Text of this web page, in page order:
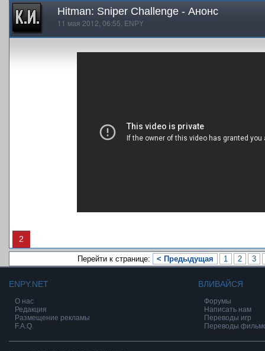
Hitman: Sniper Challenge - Анонс
11 мая 2012, 06:55, ENPY
2
Перейти к странице: < Предыдущая 1 2 3
ENPY.NET
О нас
Редакция
Размещение рекламы
F.A.Q.
ВЛИВАЙСЯ
Форумы
Написать нам
Переводы игр
Переводы